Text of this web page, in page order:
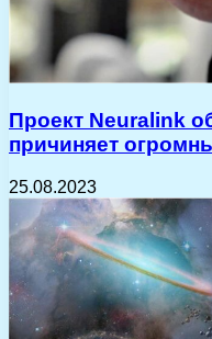
Проект Neuralink
причиняет
25.08.2023